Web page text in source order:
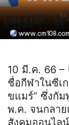
10 มี.ค. 66 –
ชื่อกีฬาในซีเ
ขแมร์” ซึ่งกัม
พ.ค. จนกลา
สังคมออนไลน์